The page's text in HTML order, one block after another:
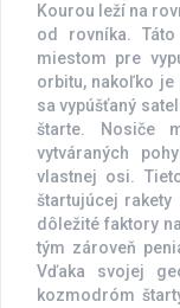
Kourou leží na
od rovníka.
miestom pre
orbitu, nakoľko
sa vypúšťaný
štarte. Nosiče
vytváraných
vlastnej osi.
štartujúcej rakety
dôležité faktory
tým zároveň
Vďaka svojej
kozmodróm